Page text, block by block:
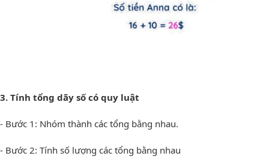
3. Tính tổng dãy số có quy luật
- Bước 1: Nhóm thành các tổng bằng nhau.
- Bước 2: Tính số lượng các tổng bằng nhau